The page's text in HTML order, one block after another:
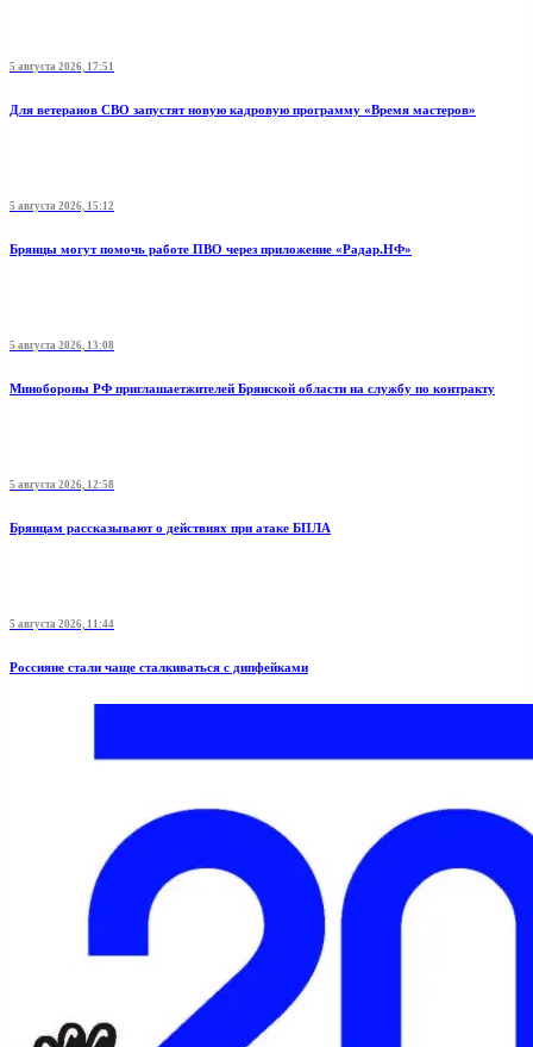
5 августа 2026, 17:51
Для ветеранов СВО запустят новую кадровую программу «Время мастеров»
5 августа 2026, 15:12
Брянцы могут помочь работе ПВО через приложение «Радар.НФ»
5 августа 2026, 13:08
Минобoроны РФ приглaшaетжитeлeй Брянской области на службу по контракту
5 августа 2026, 12:58
Брянцам рассказывают о действиях при атаке БПЛА
5 августа 2026, 11:44
Россияне стали чаще сталкиваться с дипфейками